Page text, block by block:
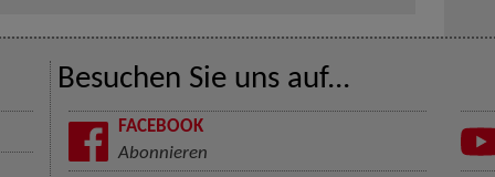
Besuchen Sie uns auf...
FACEBOOK
Abonnieren